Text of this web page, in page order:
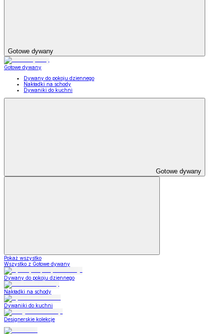
Gotowe dywany
Gotowe dywany
Dywany do pokoju dziennego
Nakładki na schody
Dywaniki do kuchni
Gotowe dywany
Pokaż wszystko
Wszystko z Gotowe dywany
Dywany do pokoju dziennego
Nakładki na schody
Dywaniki do kuchni
Designerskie kolekcje